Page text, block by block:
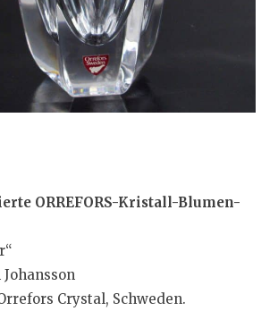
ORREFORS-Kristall-Blumen-
Crystal, Schweden.